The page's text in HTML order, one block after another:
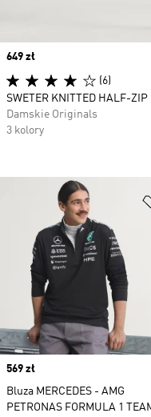
Price
569 zł
Bluza MERCEDES - AMG
PETRONAS FORMULA 1
Price
649 zł
(6)
SWETER KNITTED HALF-ZIP
Damskie Originals
3 kolory